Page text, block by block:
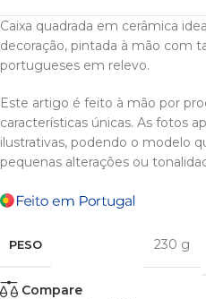
Caixa quadrada em cerâmica
decoração, pintada à mão com
portugueses em relevo.
Este artigo é feito à mão por
características únicas. As fotos
ilustrativas, podendo o modelo
pequenas alterações ou
PESO 230 g
Compare